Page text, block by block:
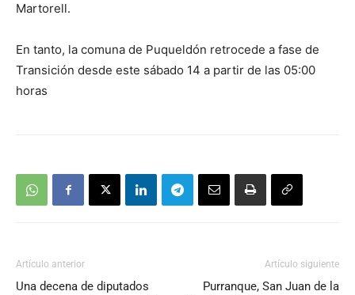
Martorell.
En tanto, la comuna de Puqueldón retrocede a fase de
Transición desde este sábado 14 a partir de las 05:00
horas
Artículo anterior
Una decena de diputados
Artículo siguiente
Purranque, San Juan de la